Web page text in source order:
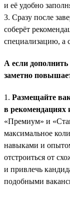
и её удобно
3. Сразу после
соберёт
специализацию, а
А если
заметно
1. Размещайте
в рекомендациях
«Премиум» и
максимальное
навыками и
отстроиться от
и привлечь
подобными